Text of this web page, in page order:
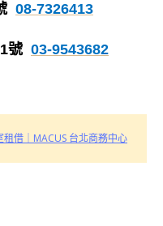
08-7326413
號 03-9543682
租借｜MACUS 台北商務中心